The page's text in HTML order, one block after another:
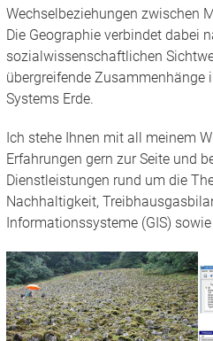
Wechselbeziehungen zwischen
Die Geographie verbindet dabei
sozialwissenschaftlichen
übergreifende Zusammenhänge
Systems Erde.
Ich stehe Ihnen mit all meinem
Erfahrungen gern zur Seite und
Dienstleistungen rund um die
Nachhaltigkeit,
Informationssysteme (GIS)